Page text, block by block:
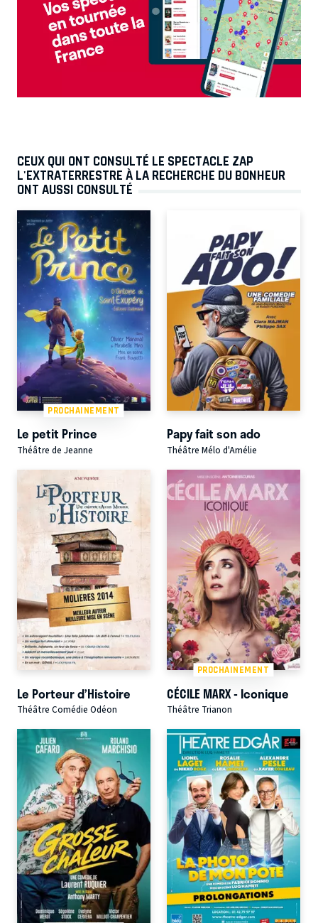
CEUX QUI ONT CONSULTÉ LE SPECTACLE ZAP
L'EXTRATERRESTRE À LA RECHERCHE DU BONHEUR
ONT AUSSI CONSULTÉ
PROCHAINEMENT
Le petit Prince
Théâtre de Jeanne
Papy fait son ado
Théâtre Mélo d'Amélie
Le Porteur d’Histoire
Théâtre Comédie Odéon
PROCHAINEMENT
CÉCILE MARX - Iconique
Théâtre Trianon